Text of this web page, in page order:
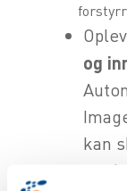
og
kan